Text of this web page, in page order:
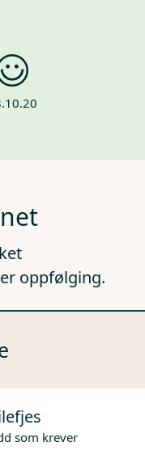
oppfølging.
som krever